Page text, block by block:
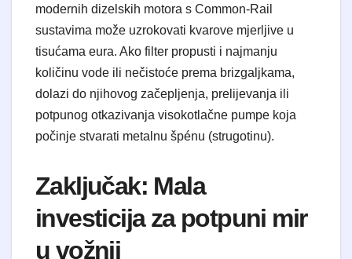
modernih dizelskih motora s Common-Rail
sustavima može uzrokovati kvarove mjerljive u
tisućama eura. Ako filter propusti i najmanju
količinu vode ili nečistoće prema brizgaljkama,
dolazi do njihovog začepljenja, prelijevanja ili
potpunog otkazivanja visokotlačne pumpe koja
počinje stvarati metalnu špénu (strugotinu).
Zaključak: Mala
investicija za potpuni mir
u vožnji